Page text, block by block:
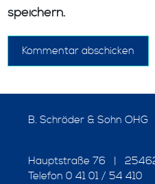
speichern.
B. Schröder & Sohn OHG
Hauptstraße 76 |
Telefon 0 41 01 / 54 410